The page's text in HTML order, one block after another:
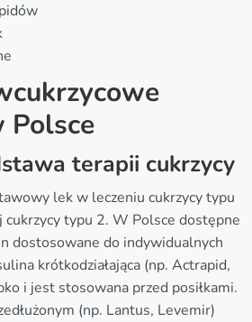
Polsce
terapii cukrzycy
lek w leczeniu cukrzycy typu
cukrzycy typu 2. W Polsce dostępne
dostosowane do indywidualnych
krótkodziałająca (np. Actrapid,
i jest stosowana przed posiłkami.
(np. Lantus, Levemir)